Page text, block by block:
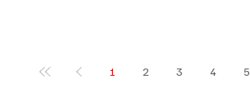
1 2 3 4 5